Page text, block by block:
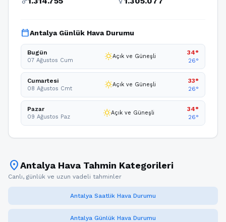
calendar_todayAntalya Günlük Hava Durumu
Bugün
07 Ağustos Cum wb_sunnyAçık ve Güneşli
34°
26°
Cumartesi
08 Ağustos Cmt wb_sunnyAçık ve Güneşli
33°
26°
Pazar
09 Ağustos Paz wb_sunnyAçık ve Güneşli
34°
26°
location_onAntalya Hava Tahmin Kategorileri
Canlı, günlük ve uzun vadeli tahminler
Antalya Saatlik Hava Durumu
Antalya Günlük Hava Durumu